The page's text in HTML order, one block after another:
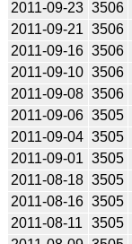
2011-09-23 3506
2011-09-21 3506
2011-09-16 3506
2011-09-10 3506
2011-09-08 3506
2011-09-06 3505
2011-09-04 3505
2011-09-01 3505
2011-08-18 3505
2011-08-16 3505
2011-08-11
3505